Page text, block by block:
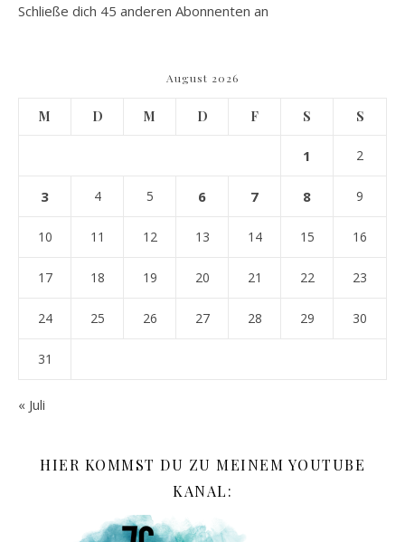
Schließe dich 45 anderen Abonnenten an
August 2026
M D M D F S S
1 2
3 4 5 6 7 8 9
10 11 12 13 14 15 16
17 18 19 20 21 22 23
24 25 26 27 28 29 30
31
« Juli
HIER KOMMST DU ZU MEINEM YOUTUBE
KANAL: